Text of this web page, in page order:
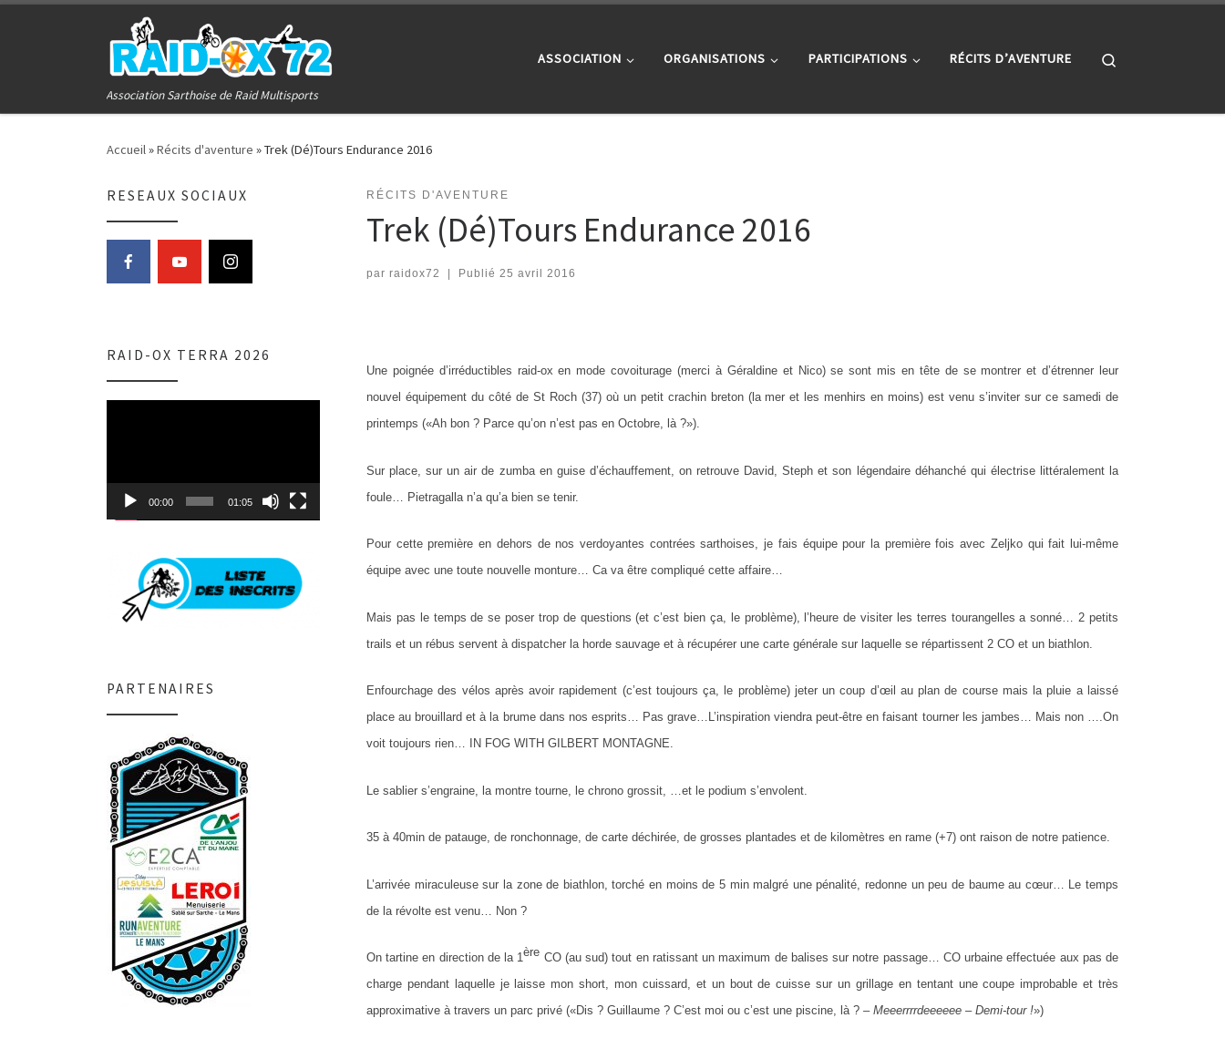
Association Sarthoise de Raid Multisports
ASSOCIATION ORGANISATIONS PARTICIPATIONS RÉCITS D’AVENTURE
Accueil»Récits d'aventure »Trek (Dé)Tours Endurance 2016
RÉCITS D'AVENTURE
Trek (Dé)Tours Endurance 2016
par raidox72 | Publié 25 avril 2016
Une poignée d’irréductibles raid-ox en mode covoiturage (merci à Géraldine et Nico) se sont mis en tête de se montrer et d’étrenner leur
nouvel équipement du côté de St Roch (37) où un petit crachin breton (la mer et les menhirs en moins) est venu s’inviter sur ce samedi de
printemps («Ah bon ? Parce qu’on n’est pas en Octobre, là ?»).
Sur place, sur un air de zumba en guise d’échauffement, on retrouve David, Steph et son légendaire déhanché qui électrise littéralement la
foule… Pietragalla n’a qu’a bien se tenir.
Pour cette première en dehors de nos verdoyantes contrées sarthoises, je fais équipe pour la première fois avec Zeljko qui fait lui-même
équipe avec une toute nouvelle monture… Ca va être compliqué cette affaire…
Mais pas le temps de se poser trop de questions (et c’est bien ça, le problème), l’heure de visiter les terres tourangelles a sonné… 2 petits
trails et un rébus servent à dispatcher la horde sauvage et à récupérer une carte générale sur laquelle se répartissent 2 CO et un biathlon.
Enfourchage des vélos après avoir rapidement (c’est toujours ça, le problème) jeter un coup d’œil au plan de course mais la pluie a laissé
place au brouillard et à la brume dans nos esprits… Pas grave…L’inspiration viendra peut-être en faisant tourner les jambes… Mais non ….On
voit toujours rien… IN FOG WITH GILBERT MONTAGNE.
Le sablier s’engraine, la montre tourne, le chrono grossit, …et le podium s’envolent.
35 à 40min de patauge, de ronchonnage, de carte déchirée, de grosses plantades et de kilomètres en rame (+7) ont raison de notre patience.
L’arrivée miraculeuse sur la zone de biathlon, torché en moins de 5 min malgré une pénalité, redonne un peu de baume au cœur… Le temps
de la révolte est venu… Non ?
On tartine en direction de la 1ère CO (au sud) tout en ratissant un maximum de balises sur notre passage… CO urbaine effectuée aux pas de
charge pendant laquelle je laisse mon short, mon cuissard, et un bout de cuisse sur un grillage en tentant une coupe improbable et très
approximative à travers un parc privé («Dis ? Guillaume ? C’est moi ou c’est une piscine, là ? – Meeerrrrdeeeeee – Demi-tour !»)
RESEAUX SOCIAUX
RAID-OX TERRA 2026
00:00 01:05
PARTENAIRES